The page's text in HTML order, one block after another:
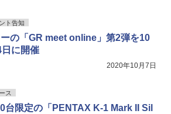
ト告知
ーの「GR meet online」第2弾を10
日に開催
2020年10月7日
ス
台限定の「PENTAX K-1 Mark II Sil